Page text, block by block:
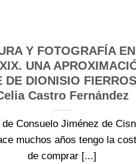
Y FOTOGRAFÍA
UNA
DE DIONISIO
Castro Fernández
de Consuelo Jiménez de
muchos años tengo la
de comprar [...]